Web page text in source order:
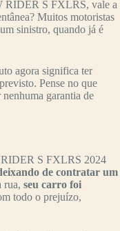
RIDER S FXLRS, vale a
Muitos motoristas
sinistro, quando já é
agora significa ter
Pense no que
garantia de
S FXLRS 2024
de contratar um
rua, seu carro foi
todo o prejuízo,